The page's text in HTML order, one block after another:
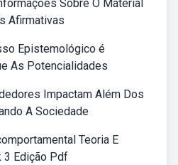
Sobre O Material
Afirmativas
Epistemológico é
As Potencialidades
Impactam Além Dos
A Sociedade
Teoria E
3 Edição Pdf